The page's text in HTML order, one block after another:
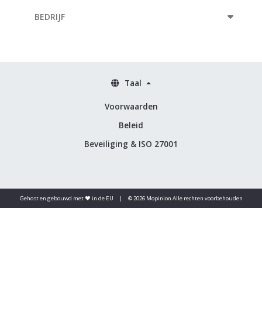
BEDRIJF
Voorwaarden
Beleid
Beveiliging & ISO 27001
Taal
Gehost en gebouwd met ♥️ in de EU | © 2026 Mopinion Alle rechten voorbehouden